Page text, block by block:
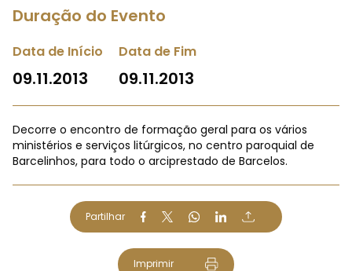
Duração do Evento
Data de Início
09.11.2013
Data de Fim
09.11.2013
Decorre o encontro de formação geral para os vários
ministérios e serviços litúrgicos, no centro paroquial de
Barcelinhos, para todo o arciprestado de Barcelos.
Partilhar
Imprimir